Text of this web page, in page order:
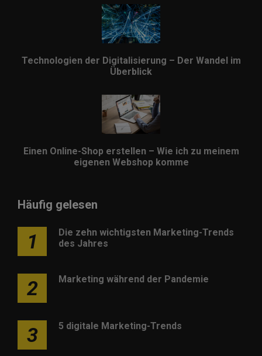
Technologien der Digitalisierung – Der Wandel im
Überblick
Einen Online-Shop erstellen – Wie ich zu meinem
eigenen Webshop komme
Häufig gelesen
1
Die zehn wichtigsten Marketing-Trends
des Jahres
2 Marketing während der Pandemie
3 5 digitale Marketing-Trends